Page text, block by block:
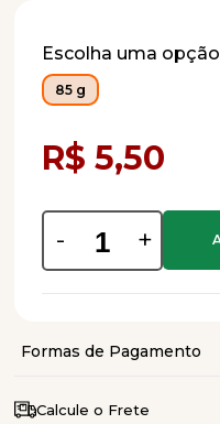
Escolha uma opção
85 g
R$ 5,50
- +
Calcule o Frete